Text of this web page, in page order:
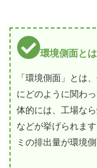
環境側面とは
「環境側面」とは
にどのように関わ
体的には、工場な
などが挙げられま
ミの排出量が環境